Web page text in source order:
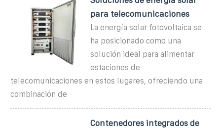
para telecomunicaciones
La energía solar fotovoltaica se
ha posicionado como una
solución ideal para alimentar
estaciones de
telecomunicaciones en estos lugares, ofreciendo una
combinación de
Contenedores integrados de